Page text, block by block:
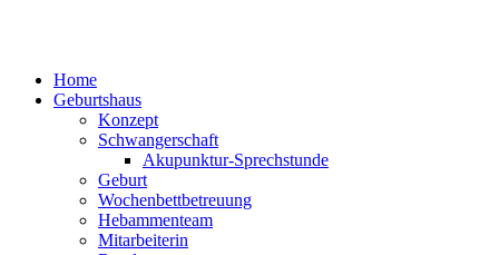
Home
Geburtshaus
Konzept
Schwangerschaft
Akupunktur-Sprechstunde
Geburt
Wochenbettbetreuung
Hebammenteam
Mitarbeiterin